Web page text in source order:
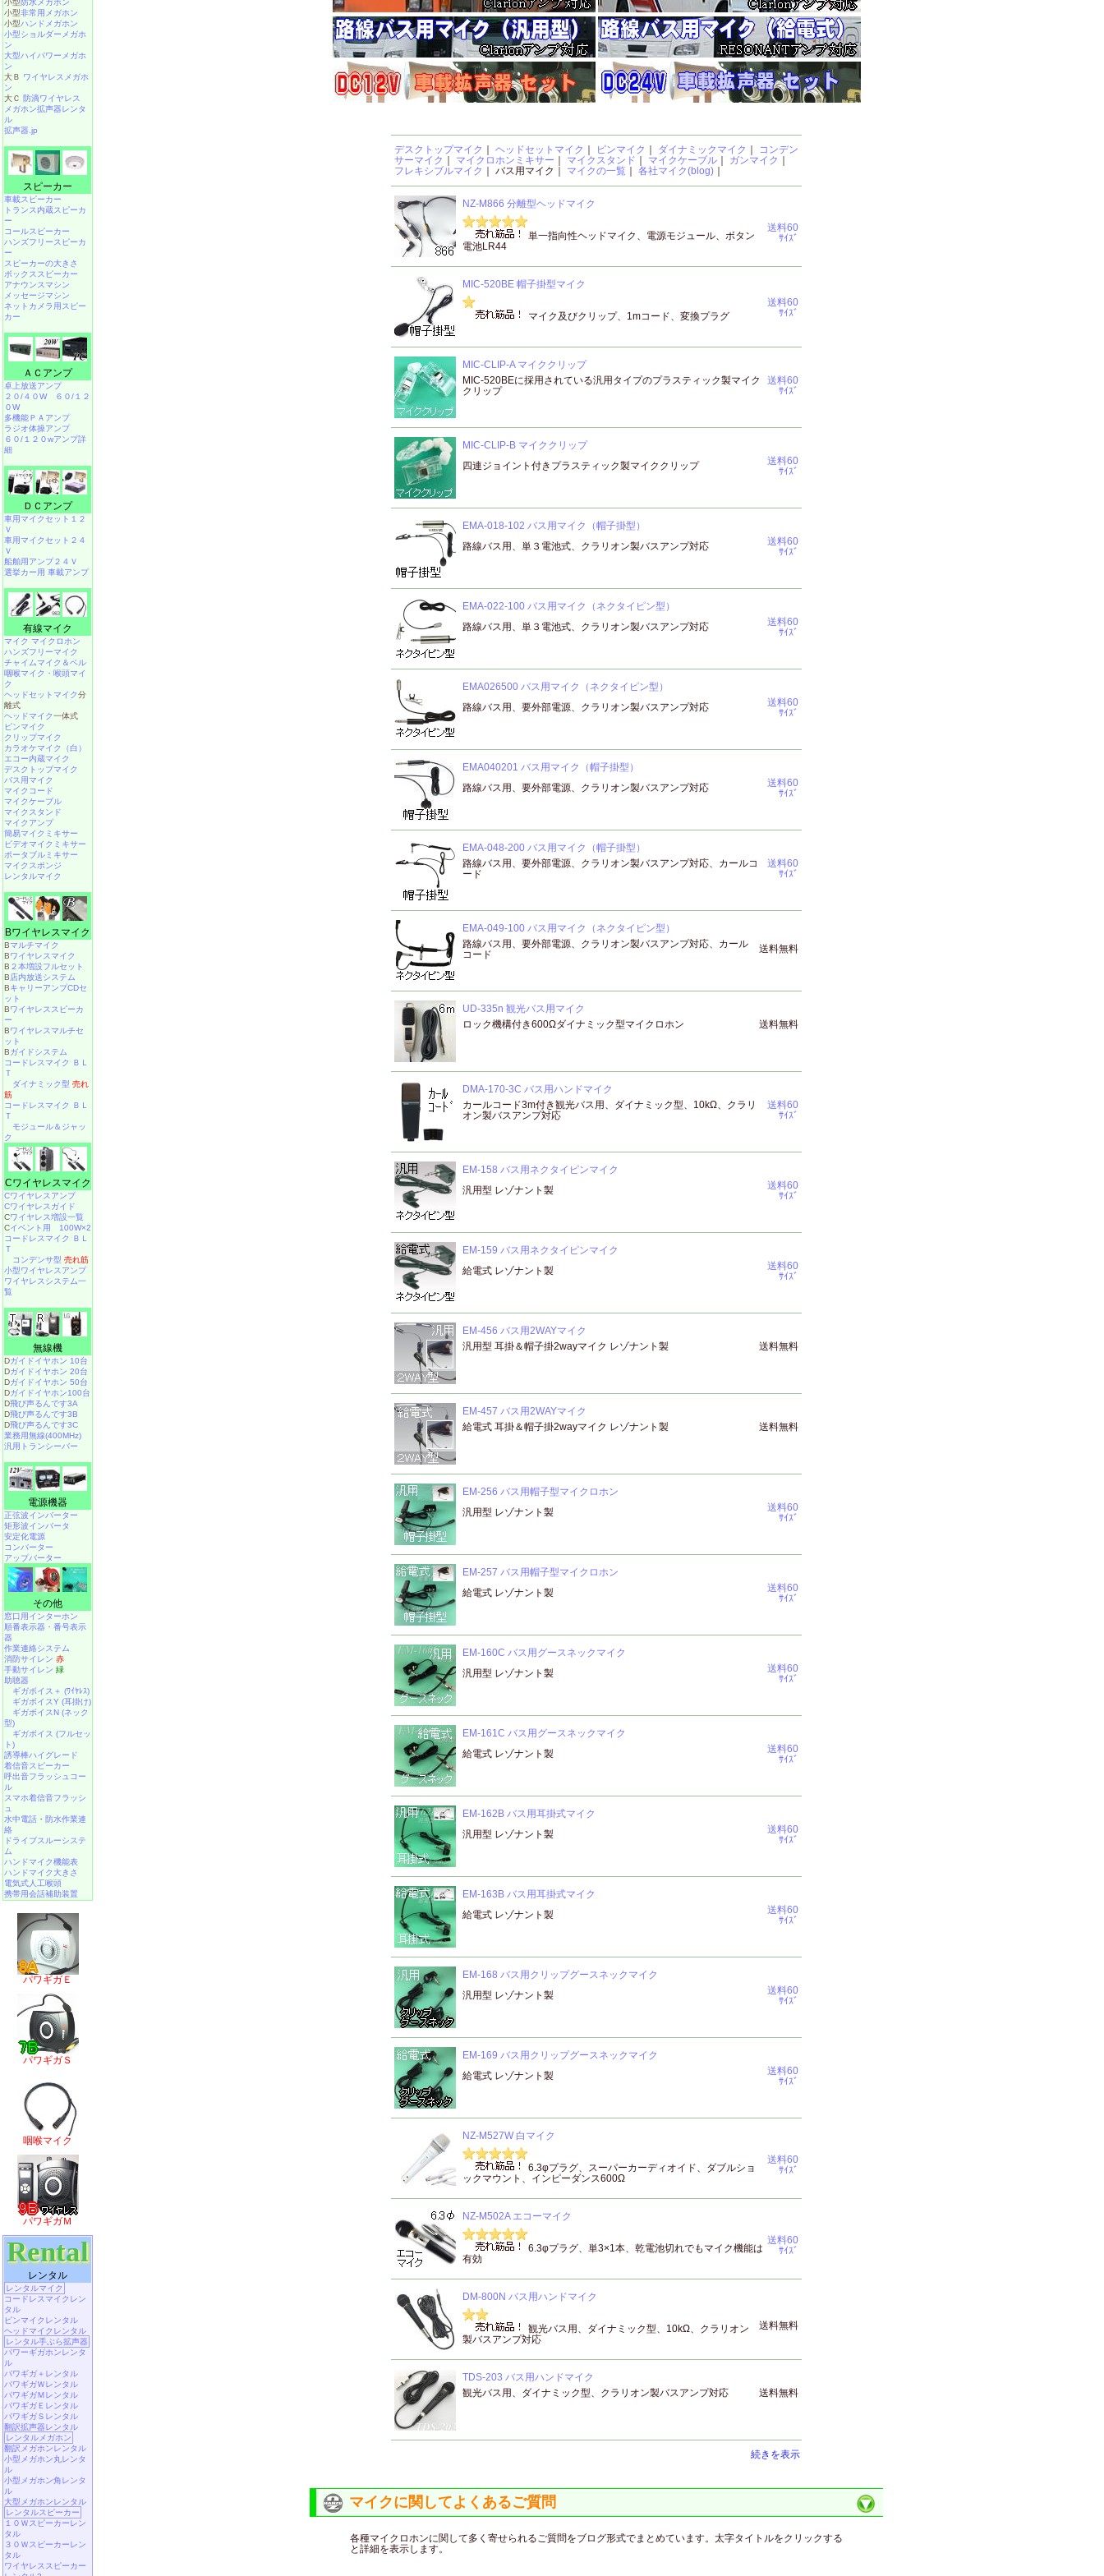
デスクトップマイク ヘッドセットマイク ピンマイク ダイナミックマイク
コンデン
サーマイク
マイクロホンミキサー マイクスタンド マイクケーブル｜ ガンマイク
フレキシブルマイク
｜ バス用マイク｜ マイクの一覧｜ 各社マイク(blog)｜
NZ-M866 分離型ヘッドマイク
単一指向性ヘッドマイク、電源モジュール、ボタン
電池LR44
送料60
ｻｲｽﾞ
MIC-520BE 帽子掛型マイク
マイク及びクリップ、1mコード、変換プラグ
送料60
ｻｲｽﾞ
MIC-CLIP-A マイククリップ
MIC-520BEに採用されている汎用タイプのプラスティック製マイク
クリップ
送料60
ｻｲｽﾞ
MIC-CLIP-B マイククリップ
四連ジョイント付きプラスティック製マイククリップ
送料60
ｻｲｽﾞ
EMA-018-102 バス用マイク（帽子掛型）
路線バス用、単３電池式、クラリオン製バスアンプ対応
送料60
ｻｲｽﾞ
EMA-022-100 バス用マイク（ネクタイピン型）
路線バス用、単３電池式、クラリオン製バスアンプ対応
送料60
ｻｲｽﾞ
EMA026500 バス用マイク（ネクタイピン型）
路線バス用、要外部電源、クラリオン製バスアンプ対応
送料60
ｻｲｽﾞ
EMA040201 バス用マイク（帽子掛型）
路線バス用、要外部電源、クラリオン製バスアンプ対応
送料60
ｻｲｽﾞ
EMA-048-200 バス用マイク（帽子掛型）
路線バス用、要外部電源、クラリオン製バスアンプ対応、カールコ
ード
送料60
ｻｲｽﾞ
EMA-049-100 バス用マイク（ネクタイピン型）
路線バス用、要外部電源、クラリオン製バスアンプ対応、カール
コード
送料無料
UD-335n 観光バス用マイク
ロック機構付き600Ωダイナミック型マイクロホン
送料無料
DMA-170-3C バス用ハンドマイク
カールコード3m付き観光バス用、ダイナミック型、10kΩ、クラリ
オン製バスアンプ対応
送料60
ｻｲｽﾞ
EM-158 バス用ネクタイピンマイク
汎用型 レゾナント製
送料60
ｻｲｽﾞ
EM-159 バス用ネクタイピンマイク
給電式 レゾナント製
送料60
ｻｲｽﾞ
EM-456 バス用2WAYマイク
汎用型 耳掛＆帽子掛2wayマイク レゾナント製
送料無料
EM-457 バス用2WAYマイク
給電式 耳掛＆帽子掛2wayマイク レゾナント製
送料無料
EM-256 バス用帽子型マイクロホン
汎用型 レゾナント製
送料60
ｻｲｽﾞ
EM-257 バス用帽子型マイクロホン
給電式 レゾナント製
送料60
ｻｲｽﾞ
EM-160C バス用グースネックマイク
汎用型 レゾナント製
送料60
ｻｲｽﾞ
EM-161C バス用グースネックマイク
給電式 レゾナント製
送料60
ｻｲｽﾞ
EM-162B バス用耳掛式マイク
汎用型 レゾナント製
送料60
ｻｲｽﾞ
EM-163B バス用耳掛式マイク
給電式 レゾナント製
送料60
ｻｲｽﾞ
EM-168 バス用クリップグースネックマイク
汎用型 レゾナント製
送料60
ｻｲｽﾞ
EM-169 バス用クリップグースネックマイク
給電式 レゾナント製
送料60
ｻｲｽﾞ
NZ-M527W 白マイク
6.3φプラグ、スーパーカーディオイド、ダブルショ
ックマウント、インピーダンス600Ω
送料60
ｻｲｽﾞ
NZ-M502A エコーマイク
6.3φプラグ、単3×1本、乾電池切れでもマイク機能は
有効
送料60
ｻｲｽﾞ
DM-800N バス用ハンドマイク
観光バス用、ダイナミック型、10kΩ、クラリオン
製バスアンプ対応
送料無料
TDS-203 バス用ハンドマイク
観光バス用、ダイナミック型、クラリオン製バスアンプ対応
送料無料
続きを表示
マイクに関してよくあるご質問
各種マイクロホンに関して多く寄せられるご質問をブログ形式でまとめています。太字タイトルをクリックする
と詳細を表示します。
小型 防水メガホン
小型非常用メガホン
小型ハンドメガホン
小型ショルダーメガホ
ン
大型ハイパワーメガホ
ン
大Ｂ ワイヤレスメガホ
ン
大Ｃ 防滴ワイヤレス
メガホン拡声器レンタ
ル
拡声器.jp
スピーカー
車載スピーカー
トランス内蔵スピーカ
ー
コールスピーカー
ハンズフリースピーカ
ー
スピーカーの大きさ
ボックススピーカー
アナウンスマシン
メッセージマシン
ネットカメラ用スピー
カー
ＡＣアンプ
卓上放送アンプ
２０/４０W
６０/１２
０W
多機能ＰＡアンプ
ラジオ体操アンプ
６０/１２０wアンプ詳
細
ＤＣアンプ
車用マイクセット１２
Ｖ
車用マイクセット２４
Ｖ
船舶用アンプ２４Ｖ
選挙カー用 車載アンプ
有線マイク
マイク マイクロホン
ハンズフリーマイク
チャイムマイク＆ベル
咽喉マイク・喉頭マイ
ク
ヘッドセットマイク分
離式
ヘッドマイク一体式
ピンマイク
クリップマイク
カラオケマイク（白）
エコー内蔵マイク
デスクトップマイク
バス用マイク
マイクコード
マイクケーブル
マイクスタンド
マイクアンプ
簡易マイクミキサー
ビデオマイクミキサー
ポータブルミキサー
マイクスポンジ
レンタルマイク
Bワイヤレスマイク
Bマルチマイク
Bワイヤレスマイク
B ２本増設フルセット
B店内放送システム
BキャリーアンプCDセ
ット
Bワイヤレススピーカ
ー
Bワイヤレスマルチセ
ット
Bガイドシステム
コードレスマイク ＢＬ
Ｔ
ダイナミック型 売れ
筋
コードレスマイク ＢＬ
Ｔ
モジュール＆ジャッ
ク
Cワイヤレスマイク
Cワイヤレスアンプ
Cワイヤレスガイド
Cワイヤレス増設一覧
Cイベント用 100W×2
コードレスマイク ＢＬ
Ｔ
コンデンサ型 売れ筋
小型ワイヤレスアンプ
ワイヤレスシステム一
覧
無線機
Dガイドイヤホン 10台
Dガイドイヤホン 20台
Dガイドイヤホン 50台
Dガイドイヤホン100台
D飛び声るんです3A
D飛び声るんです3B
D飛び声るんです3C
業務用無線(400MHz)
汎用トランシーバー
電源機器
正弦波インバーター
矩形波インバータ
安定化電源
コンバーター
アップバーター
その他
窓口用インターホン
順番表示器・番号表示
器
作業連絡システム
消防サイレン 赤
手動サイレン 緑
助聴器
ギガボイス＋ (ﾜｲﾔﾚｽ)
ギガボイスY (耳掛け)
ギガボイスN (ネック
型)
ギガボイス (フルセッ
ト)
誘導棒ハイグレード
着信音スピーカー
呼出音フラッシュコー
ル
スマホ着信音フラッシ
ュ
水中電話 ・ 防水作業連
絡
ドライブスルーシステ
ム
ハンドマイク機能表
ハンドマイク大きさ
電気式人工喉頭
携帯用会話補助装置
パワギガＥ
パワギガＳ
咽喉マイク
パワギガＭ
Rental
レンタル
レンタルマイク
コードレスマイクレン
タル
ピンマイクレンタル
ヘッドマイクレンタル
レンタル手ぶら拡声器
パワーギガホンレンタ
ル
パワギガ＋レンタル
パワギガＷレンタル
パワギガＭレンタル
パワギガＥレンタル
パワギガＳレンタル
翻訳拡声器レンタル
レンタルメガホン
翻訳メガホンレンタル
小型メガホン丸レンタ
ル
小型メガホン角レンタ
ル
大型メガホンレンタル
レンタルスピーカー
１０Ｗスピーカーレン
タル
３０Ｗスピーカーレン
タル
ワイヤレススピーカー